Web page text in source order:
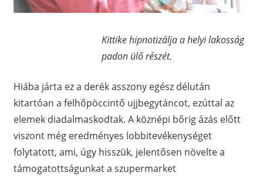
Kittike hipnotizálja a helyi lakosság
padon ülő részét.
Hiába járta ez a derék asszony egész délután
kitartóan a felhőpöccintő ujjbegytáncot, ezúttal az
elemek diadalmaskodtak. A köznépi bőrig ázás előtt
viszont még eredményes lobbitevékenységet
folytatott, ami, úgy hisszük, jelentősen növelte a
támogatottságunkat a szupermarket